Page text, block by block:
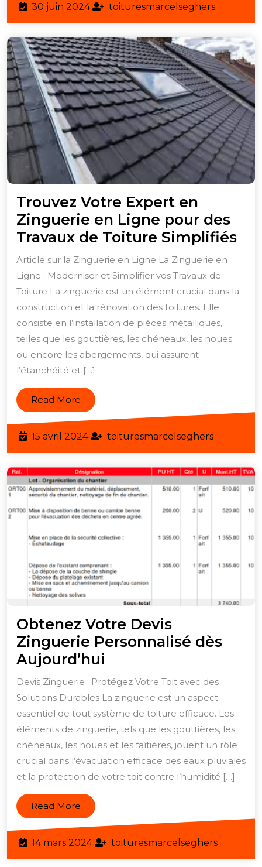
30 juin 202430
juin
2024
toituresmarcelseghers
Trouvez Votre Expert en
Zinguerie en Ligne pour des
Travaux de Toiture Simplifiés
en
de
Article sur la Zinguerie en Ligne La Zinguerie en
Ligne : Moderniser et Simplifier vos Travaux de
Toiture La zinguerie est un élément crucial dans la
construction et la rénovation des toitures. Elle
consiste en l’installation de pièces métalliques,
telles que les gouttières, les chéneaux, les noues
ou encore les abergements, qui assurent
l’étanchéité et […]
Read More Read
More
15 avril 202415
avril
toituresmarcelseghers
Obtenez Votre Devis
Zinguerie Personnalisé dès
Aujourd’hui
Votre
Devis
Zinguerie
Personnalisé
dès
Aujourd’hui
Devis Zinguerie : Protégez Votre Toit avec des
Solutions Durables La zinguerie est un aspect
essentiel de tout système de toiture efficace. Les
éléments de zinguerie, tels que les gouttières, les
chéneaux, les noues et les faîtières, jouent un rôle
crucial dans l’évacuation efficace des eaux pluviales
et la protection de votre toit contre l’humidité […]
Read More Read
More
14 mars 202414
mars
toituresmarcelseghers